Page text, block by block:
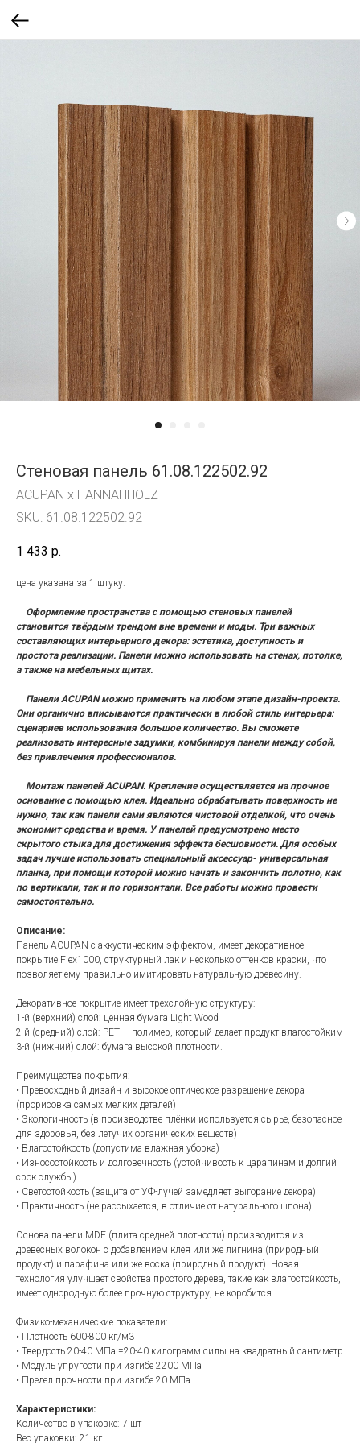
Стеновая панель 61.08.122502.92
ACUPAN x HANNAHHOLZ
SKU: 61.08.122502.92
1 433 р.
цена указана за 1 штуку.
Оформление пространства с помощью стеновых панелей
становится твёрдым трендом вне времени и моды. Три важных
составляющих интерьерного декора: эстетика, доступность и
простота реализации. Панели можно использовать на стенах, потолке,
а также на мебельных щитах.
Панели ACUPAN можно применить на любом этапе дизайн-проекта.
Они органично вписываются практически в любой стиль интерьера:
сценариев использования большое количество. Вы сможете
реализовать интересные задумки, комбинируя панели между собой,
без привлечения профессионалов.
Монтаж панелей ACUPAN. Крепление осуществляется на прочное
основание с помощью клея. Идеально обрабатывать поверхность не
нужно, так как панели сами являются чистовой отделкой, что очень
экономит средства и время. У панелей предусмотрено место
скрытого стыка для достижения эффекта бесшовности. Для особых
задач лучше использовать специальный аксессуар- универсальная
планка, при помощи которой можно начать и закончить полотно, как
по вертикали, так и по горизонтали. Все работы можно провести
самостоятельно.
Описание:
Панель ACUPAN с аккустическим эффектом, имеет декоративное
покрытие Flex1000, структурный лак и несколько оттенков краски, что
позволяет ему правильно имитировать натуральную древесину.
Декоративное покрытие имеет трехслойную структуру:
1-й (верхний) слой: ценная бумага Light Wood
2-й (средний) слой: PET — полимер, который делает продукт влагостойким
3-й (нижний) слой: бумага высокой плотности.
Преимущества покрытия:
• Превосходный дизайн и высокое оптическое разрешение декора
(прорисовка самых мелких деталей)
• Экологичность (в производстве плёнки используется сырье, безопасное
для здоровья, без летучих органических веществ)
• Влагостойкость (допустима влажная уборка)
• Износостойкость и долговечность (устойчивость к царапинам и долгий
срок службы)
• Светостойкость (защита от УФ-лучей замедляет выгорание декора)
• Практичность (не рассыхается, в отличие от натурального шпона)
Основа панели MDF (плита средней плотности) производится из
древесных волокон с добавлением клея или же лигнина (природный
продукт) и парафина или же воска (природный продукт). Новая
технология улучшает свойства простого дерева, такие как влагостойкость,
имеет однородную более прочную структуру, не коробится.
Физико-механические показатели:
• Плотность 600-800 кг/м3
• Твердость 20-40 МПа =20-40 килограмм силы на квадратный сантиметр
• Модуль упругости при изгибе 2200 МПа
• Предел прочности при изгибе 20 МПа
Характеристики:
Количество в упаковке: 7 шт
Вес упаковки: 21 кг